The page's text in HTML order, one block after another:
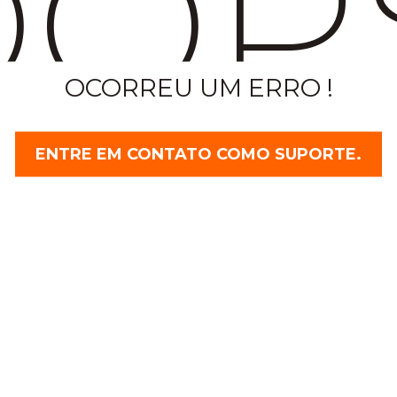
OCORREU UM ERRO !
ENTRE EM CONTATO COMO SUPORTE.